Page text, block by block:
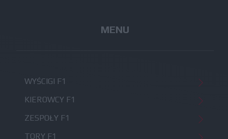
MENU
WYŚCIGI F1
KIEROWCY F1
ZESPOŁY F1
TORY F1